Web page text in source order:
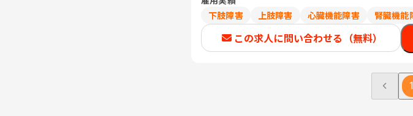
下肢障害
上肢障害 心臓機能障害 腎臓機能
この求人に問い合わせる（無料）
1